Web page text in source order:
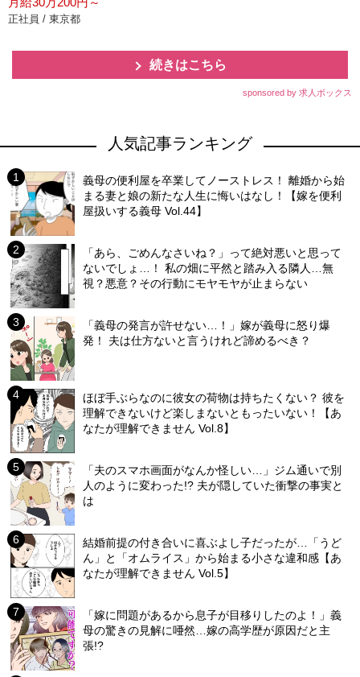
正社員 / 東京都
続きはこちら
sponsored by 求人ボックス
人気記事ランキング
義母の便利屋を卒業してノーストレス！ 離婚から始
まる妻と娘の新たな人生に悔いはなし！【嫁を便利
屋扱いする義母 Vol.44】
「あら、ごめんなさいね？」って絶対悪いと思って
ないでしょ…！ 私の畑に平然と踏み入る隣人…無
視？悪意？その行動にモヤモヤが止まらない
「義母の発言が許せない…！」嫁が義母に怒り爆
発！ 夫は仕方ないと言うけれど諦めるべき？
ほぼ手ぶらなのに彼女の荷物は持ちたくない？ 彼を
理解できないけど楽しまないともったいない！【あ
なたが理解できません Vol.8】
「夫のスマホ画面がなんか怪しい…」ジム通いで別
人のように変わった!? 夫が隠していた衝撃の事実と
は
結婚前提の付き合いに喜ぶよし子だったが…「うど
ん」と「オムライス」から始まる小さな違和感【あ
なたが理解できません Vol.5】
「嫁に問題があるから息子が目移りしたのよ！」義
母の驚きの見解に唖然…嫁の高学歴が原因だと主
張!?